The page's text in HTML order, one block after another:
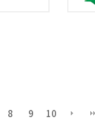
8 9 10